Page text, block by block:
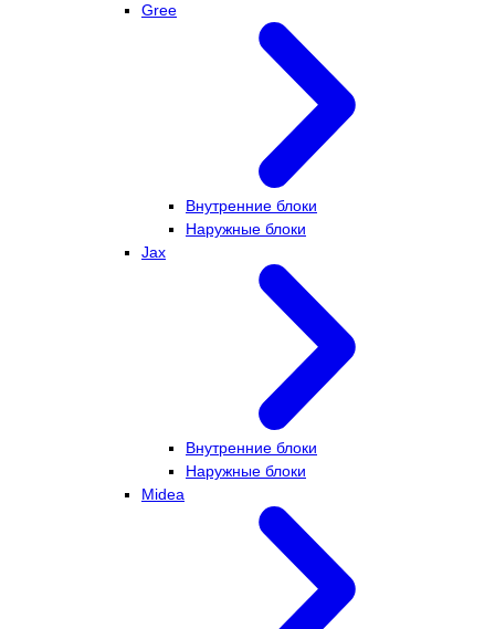
Gree
Внутренние блоки
Наружные блоки
Jax
Внутренние блоки
Наружные блоки
Midea